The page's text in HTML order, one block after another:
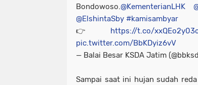
Bondowoso.@KementerianLHK
@ElshintaSby #kamisambyar
👉 https://t.co/
pic.twitter.com/BbKDyiz6vV
— Balai Besar KSDA Jatim
Sampai saat ini hujan sudah